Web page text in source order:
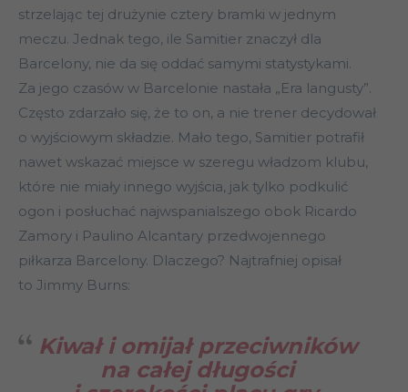
strzelając tej drużynie cztery bramki w jednym
meczu. Jednak tego, ile Samitier znaczył dla
Barcelony, nie da się oddać samymi statystykami.
Za jego czasów w Barcelonie nastała „Era langusty”.
Często zdarzało się, że to on, a nie trener decydował
o wyjściowym składzie. Mało tego, Samitier potrafił
nawet wskazać miejsce w szeregu władzom klubu,
które nie miały innego wyjścia, jak tylko podkulić
ogon i posłuchać najwspanialszego obok Ricardo
Zamory i Paulino Alcantary przedwojennego
piłkarza Barcelony. Dlaczego? Najtrafniej opisał
to Jimmy Burns:
Kiwał i omijał przeciwników
na całej długości